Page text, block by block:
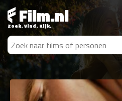
Film.nl
Zoek. Vind. Kijk.